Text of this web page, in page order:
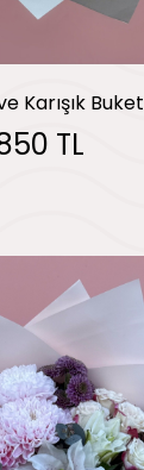
Karışık Buket
TL